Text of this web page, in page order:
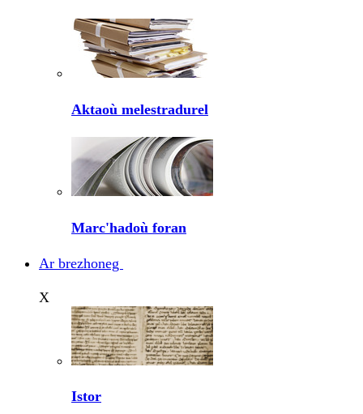
Aktaoù melestradurel
Marc'hadoù foran
Ar brezhoneg
X
Istor